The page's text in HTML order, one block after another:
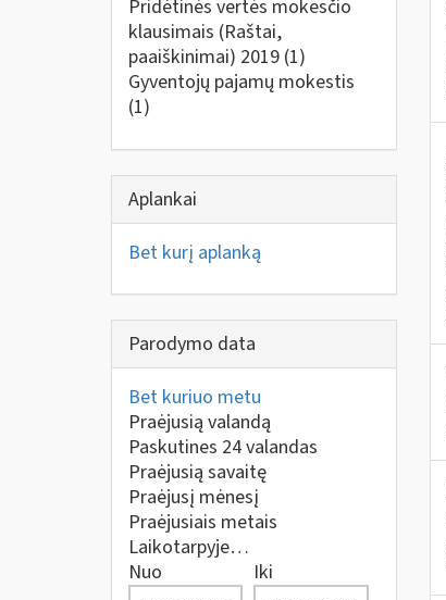
Pridėtinės vertės mokesčio
klausimais (Raštai,
paaiškinimai) 2019 (1)
Gyventojų pajamų mokestis
(1)
Aplankai
Bet kurį aplanką
Parodymo data
Bet kuriuo metu
Praėjusią valandą
Paskutines 24 valandas
Praėjusią savaitę
Praėjusį mėnesį
Praėjusiais metais
Laikotarpyje…
Nuo
Iki